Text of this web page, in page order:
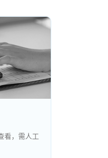
看，需人工